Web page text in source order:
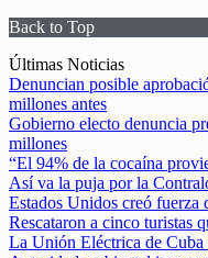
Back to Top
Skip
to
content
Últimas Noticias
Denuncian posible
millones antes
Gobierno electo denuncia
millones
“El 94% de la cocaína
Así va la puja por la
Estados Unidos creó fuerza
Rescataron a cinco turistas
La Unión Eléctrica de Cuba